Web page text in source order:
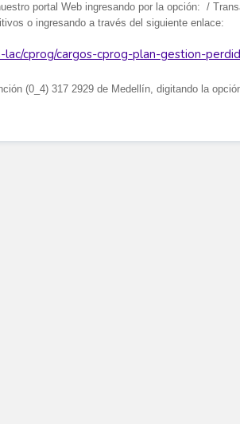
portal Web ingresando por la opción: /
o ingresando a través del siguiente enlace:
cprog/cargos-cprog-plan-gestion-
(0_4) 317 2929 de Medellín, digitando la